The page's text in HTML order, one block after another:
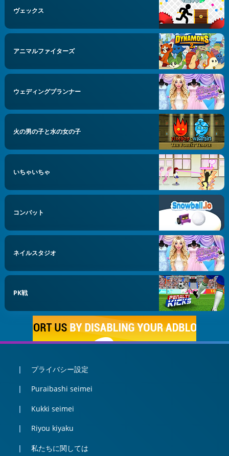
ヴェックス
アニマルファイターズ
ウェディングプランナー
火の男の子と水の女の子
いちゃいちゃ
コンバット
ネイルスタジオ
PK戦
プライバシー設定
Puraibashi seimei
Kukki seimei
Riyou kiyaku
私たちに関しては